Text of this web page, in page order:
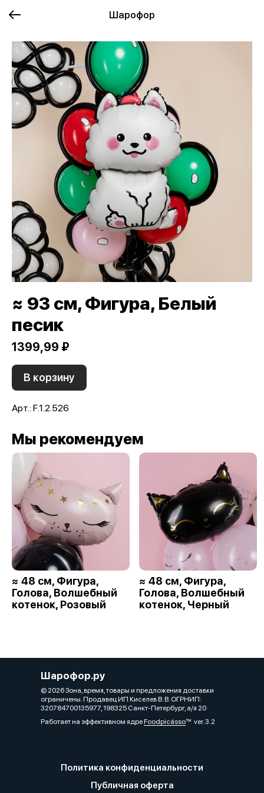
Шарофор
≈ 93 см, Фигура, Белый
песик
1399,99 ₽
В корзину
Арт.: F.1.2.526
Мы рекомендуем
≈ 48 см, Фигура,
Голова, Волшебный
котенок, Розовый
≈ 48 см, Фигура,
Голова, Волшебный
котенок, Черный
Шарофор.ру
© 2026 Зона, время, товары и предложения доставки
ограничены. Продавец ИП Киселев В. В. ОГРНИП:
320784700135977, 198325 Санкт-Петербург, а/я 20
Работает на эффективном ядреFoodpicássover. 3.2
Политика конфиденциальности
Публичная оферта